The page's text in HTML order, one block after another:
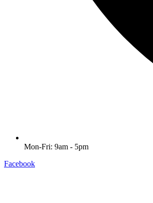
Mon-Fri: 9am - 5pm
Facebook